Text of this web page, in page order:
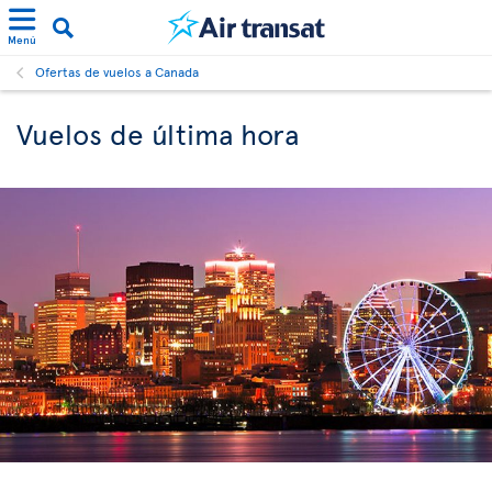
Menú
Ofertas de vuelos a Canada
Vuelos de última hora